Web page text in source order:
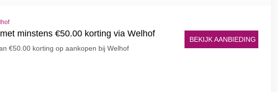
minstens €50.00 korting via Welhof
€50.00 korting op aankopen bij Welhof
BEKIJK AANBIEDING